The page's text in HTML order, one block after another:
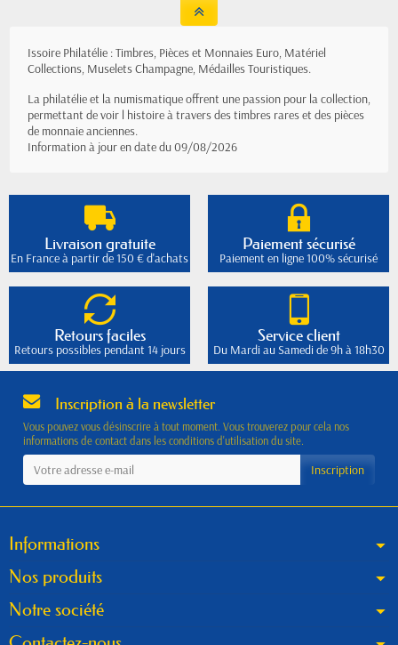
Issoire Philatélie : Timbres, Pièces et Monnaies Euro, Matériel
Collections, Muselets Champagne, Médailles Touristiques.
La philatélie et la numismatique offrent une passion pour la collection,
permettant de voir l histoire à travers des timbres rares et des pièces
de monnaie anciennes.
Information à jour en date du 09/08/2026
Livraison gratuite
En France à partir de 150 € d'achats
Paiement sécurisé
Paiement en ligne 100% sécurisé
Retours faciles
Retours possibles pendant 14 jours
Service client
Du Mardi au Samedi de 9h à 18h30
Inscription à la newsletter
Vous pouvez vous désinscrire à tout moment. Vous trouverez pour cela nos
informations de contact dans les conditions d'utilisation du site.
Informations
Nos produits
Notre société